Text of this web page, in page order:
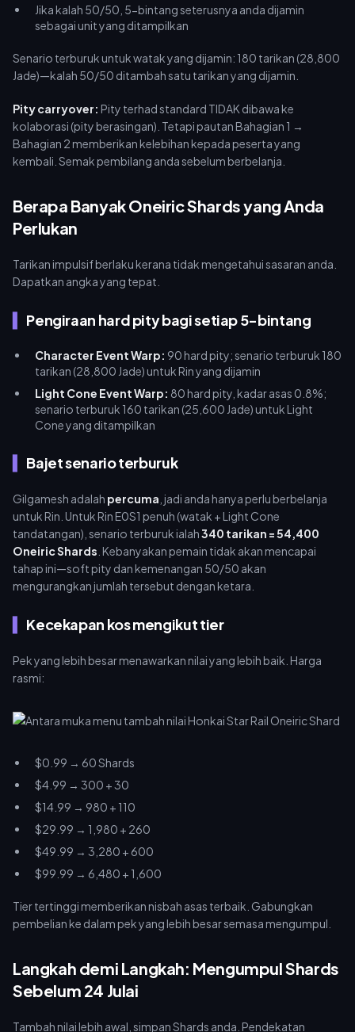
Jika kalah 50/50, 5-bintang seterusnya anda dijamin
sebagai unit yang ditampilkan
Senario terburuk untuk watak yang dijamin: 180 tarikan (28,800
Jade)—kalah 50/50 ditambah satu tarikan yang dijamin.
Pity carryover: Pity terhad standard TIDAK dibawa ke
kolaborasi (pity berasingan). Tetapi pautan Bahagian 1 →
Bahagian 2 memberikan kelebihan kepada peserta yang
kembali. Semak pembilang anda sebelum berbelanja.
Berapa Banyak Oneiric Shards yang Anda
Perlukan
Tarikan impulsif berlaku kerana tidak mengetahui sasaran anda.
Dapatkan angka yang tepat.
Pengiraan hard pity bagi setiap 5-bintang
Character Event Warp: 90 hard pity; senario terburuk 180
tarikan (28,800 Jade) untuk Rin yang dijamin
Light Cone Event Warp: 80 hard pity, kadar asas 0.8%;
senario terburuk 160 tarikan (25,600 Jade) untuk Light
Cone yang ditampilkan
Bajet senario terburuk
Gilgamesh adalah percuma , jadi anda hanya perlu berbelanja
untuk Rin. Untuk Rin E0S1 penuh (watak + Light Cone
tandatangan), senario terburuk ialah340 tarikan = 54,400
Oneiric Shards . Kebanyakan pemain tidak akan mencapai
tahap ini—soft pity dan kemenangan 50/50 akan
mengurangkan jumlah tersebut dengan ketara.
Kecekapan kos mengikut tier
Pek yang lebih besar menawarkan nilai yang lebih baik. Harga
rasmi:
$0.99 → 60 Shards
$4.99 → 300 + 30
$14.99 → 980 + 110
$29.99 → 1,980 + 260
$49.99 → 3,280 + 600
$99.99 → 6,480 + 1,600
Tier tertinggi memberikan nisbah asas terbaik. Gabungkan
pembelian ke dalam pek yang lebih besar semasa mengumpul.
Langkah demi Langkah: Mengumpul Shards
Sebelum 24 Julai
Tambah nilai lebih awal, simpan Shards anda. Pendekatan